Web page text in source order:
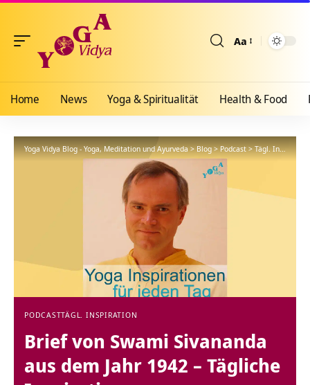
Aa
Home News Yoga & Spiritualität Health & Food
Yoga Vidya Blog - Yoga, Meditation und Ayurveda>Blog>Podcast>Tägl. Inspiration
PODCASTTÄGL. INSPIRATION
Brief von Swami Sivananda
aus dem Jahr 1942 – Tägliche